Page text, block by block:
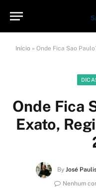
Início » Onde Fica Sao
Onde Fica
Exato,
By José
Nenhum